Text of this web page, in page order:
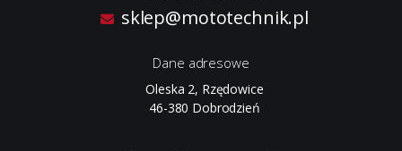
sklep@mototechnik.pl
Dane adresowe
Oleska 2, Rzędowice
46-380 Dobrodzień